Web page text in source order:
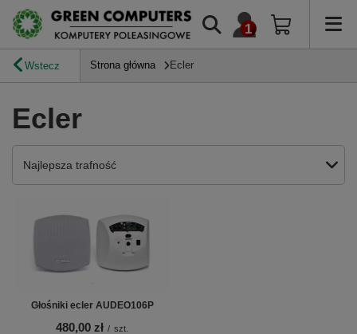
Wstecz Strona główna Ecler
Ecler
Zmień sortowanie
Najlepsza trafność
Głośniki ecler AUDEO106P
480,00 zł / szt.